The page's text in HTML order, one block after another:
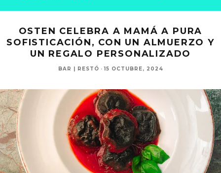
OSTEN CELEBRA A MAMÁ A PURA
SOFISTICACIÓN, CON UN ALMUERZO Y
UN REGALO PERSONALIZADO
BAR | RESTÓ · 15 OCTUBRE, 2024